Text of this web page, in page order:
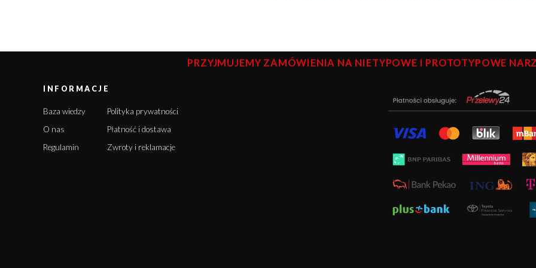
PRZYJMUJEMY ZAMÓWIENIA NA NIETYPOWE I PROTOTYPOWE
INFORMACJE
Baza wiedzy
O nas
Regulamin
Polityka prywatności
Płatność i dostawa
Zwroty i reklamacje